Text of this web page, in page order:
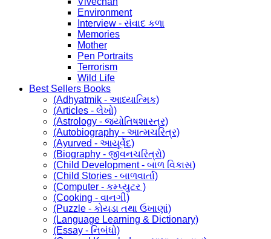
Environment
Interview - સંવાદ કળા
Memories
Mother
Pen Portraits
Terrorism
Wild Life
Best Sellers Books
(Adhyatmik - આધ્યાત્મિક)
(Articles - લેખો)
(Astrology - જ્યોતિષશાસ્ત્ર)
(Autobiography - આત્મચરિત્ર)
(Ayurved - આયૂર્વેદ)
(Biography - જીવનચરિત્રો)
(Child Development - બાળ વિકાસ)
(Child Stories - બાળવાર્તા)
(Computer - કમ્પ્યુટર )
(Cooking - વાનગી)
(Puzzle - કોયડા તથા ઉખાણાં)
(Language Learning & Dictionary)
(Essay - નિબંધો)